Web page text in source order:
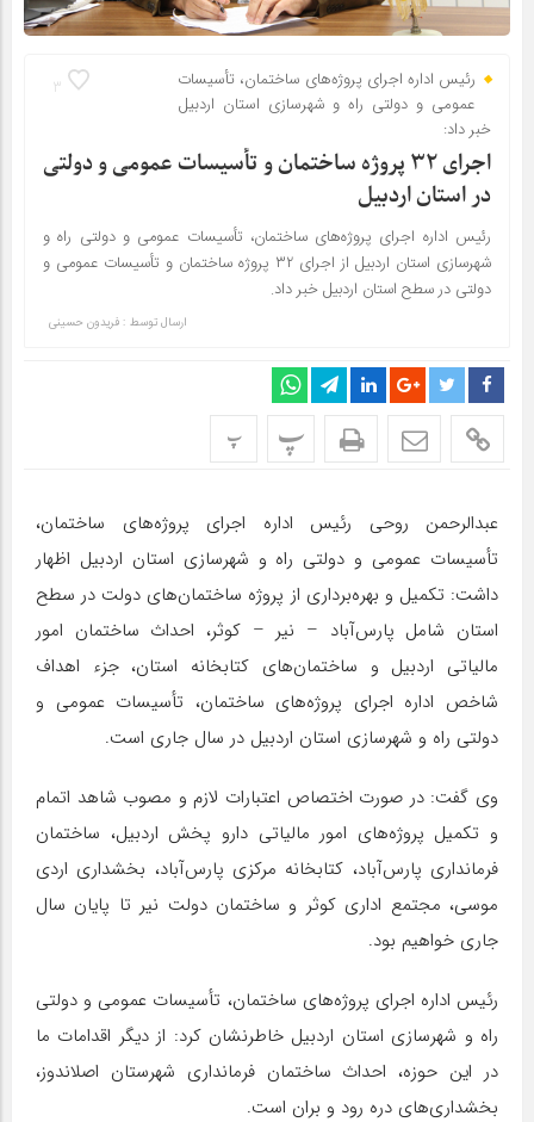
3
رئیس اداره اجرای پروژه‌های ساختمان، تأسیسات
عمومی و دولتی راه و شهرسازی استان اردبیل
خبر داد:
اجرای ۳۲ پروژه ساختمان و تأسیسات عمومی و دولتی
در استان اردبیل
رئیس اداره اجرای پروژه‌های ساختمان، تأسیسات عمومی و دولتی راه و
شهرسازی استان اردبیل از اجرای ۳۲ پروژه ساختمان و تأسیسات عمومی و
دولتی در سطح استان اردبیل خبر داد.
ارسال توسط : فریدون حسینی
پ پ
عبدالرحمن روحی رئیس اداره اجرای پروژه‌های ساختمان،
تأسیسات عمومی و دولتی راه و شهرسازی استان اردبیل اظهار
داشت: تکمیل و بهره‌برداری از پروژه ساختمان‌های دولت در سطح
استان شامل پارس‌آباد – نیر – کوثر، احداث ساختمان امور
مالیاتی اردبیل و ساختمان‌های کتابخانه استان، جزء اهداف
شاخص اداره اجرای پروژه‌های ساختمان، تأسیسات عمومی و
دولتی راه و شهرسازی استان اردبیل در سال جاری است.
وی گفت: در صورت اختصاص اعتبارات لازم و مصوب شاهد اتمام
و تکمیل پروژه‌های امور مالیاتی دارو پخش اردبیل، ساختمان
فرمانداری پارس‌آباد، کتابخانه مرکزی پارس‌آباد، بخشداری اردی
موسی، مجتمع اداری کوثر و ساختمان دولت نیر تا پایان سال
جاری خواهیم بود.
رئیس اداره اجرای پروژه‌های ساختمان، تأسیسات عمومی و دولتی
راه و شهرسازی استان اردبیل خاطرنشان کرد: از دیگر اقدامات ما
در این حوزه، احداث ساختمان فرمانداری شهرستان اصلاندوز،
بخشداری‌های دره رود و بران است.